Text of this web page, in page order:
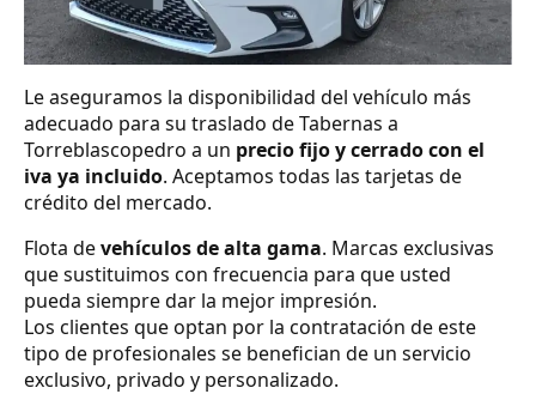
Le aseguramos la disponibilidad del vehículo más
adecuado para su traslado de Tabernas a
Torreblascopedro a un precio fijo y cerrado con el
iva ya incluido. Aceptamos todas las tarjetas de
crédito del mercado.
Flota devehículos de alta gama. Marcas exclusivas
que sustituimos con frecuencia para que usted
pueda siempre dar la mejor impresión.
Los clientes que optan por la contratación de este
tipo de profesionales se benefician de un servicio
exclusivo, privado y personalizado.